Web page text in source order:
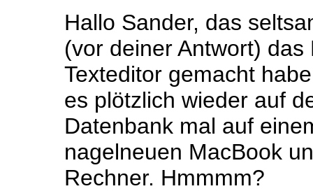
Hallo Sander, das
(vor deiner Antwort)
Texteditor gemacht
es plötzlich wieder auf
Datenbank mal auf
nagelneuen MacBook
Rechner. Hmmmm?